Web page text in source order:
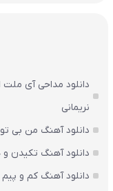
دانلود مداحی آی
نریمانی
دانلود آهنگ من بی
دانلود آهنگ تکیدن
دانلود آهنگ کم و